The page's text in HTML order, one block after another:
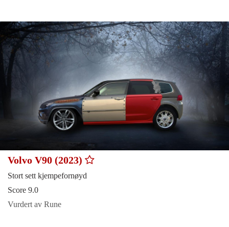
Volvo V90 (2023)
Stort sett kjempefornøyd
Score 9.0
Vurdert av Rune